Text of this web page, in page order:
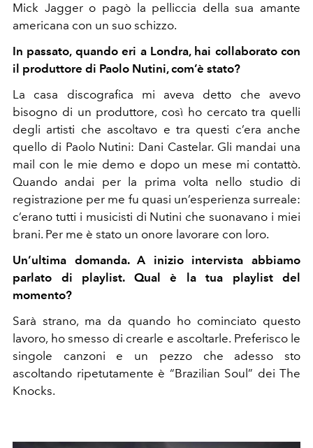
Mick Jagger o pagò la pelliccia della sua amante
americana con un suo schizzo.
In passato, quando eri a Londra, hai collaborato con
il produttore di Paolo Nutini, com’è stato?
La casa discografica mi aveva detto che avevo
bisogno di un produttore, così ho cercato tra quelli
degli artisti che ascoltavo e tra questi c’era anche
quello di Paolo Nutini: Dani Castelar. Gli mandai una
mail con le mie demo e dopo un mese mi contattò.
Quando andai per la prima volta nello studio di
registrazione per me fu quasi un’esperienza surreale:
c’erano tutti i musicisti di Nutini che suonavano i miei
brani. Per me è stato un onore lavorare con loro.
Un’ultima domanda. A inizio intervista abbiamo
parlato di playlist. Qual è la tua playlist del
momento?
Sarà strano, ma da quando ho cominciato questo
lavoro, ho smesso di crearle e ascoltarle. Preferisco le
singole canzoni e un pezzo che adesso sto
ascoltando ripetutamente è “Brazilian Soul” dei The
Knocks.